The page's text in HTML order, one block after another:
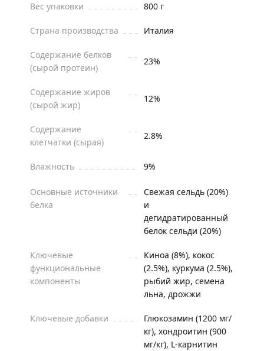
Вес упаковки 800 г
Страна производства Италия
Содержание белков
(сырой протеин)
23%
Содержание жиров
(сырой жир)
12%
Содержание
клетчатки (сырая)
2.8%
Влажность 9%
Основные источники
белка
Свежая сельдь (20%)
и
дегидратированный
белок сельди (20%)
Ключевые
функциональные
компоненты
Киноа (8%), кокос
(2.5%), куркума (2.5%),
рыбий жир, семена
льна, дрожжи
Ключевые добавки
Глюкозамин (1200 мг/
кг), хондроитин (900
мг/кг), L-карнитин